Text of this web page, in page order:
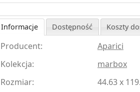
Informacje Dostępność Koszty
Producent:
Aparici
Kolekcja:
marbox
Rozmiar:
44.63 x